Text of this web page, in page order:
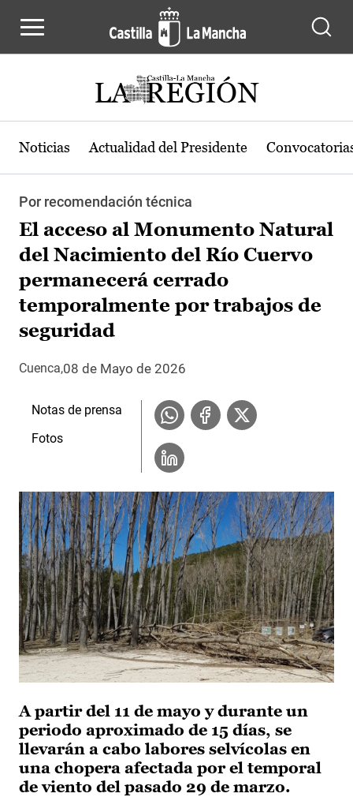
Noticias Actualidad del Presidente
Por recomendación técnica
El acceso al Monumento Natural
del Nacimiento del Río Cuervo
permanecerá cerrado
temporalmente por trabajos de
seguridad
Cuenca 08 de Mayo de 2026
A partir del 11 de mayo y durante un
periodo aproximado de 15 días, se
llevarán a cabo labores selvícolas en
una chopera afectada por el temporal
de viento del pasado 29 de marzo.
Notas de prensa
Fotos